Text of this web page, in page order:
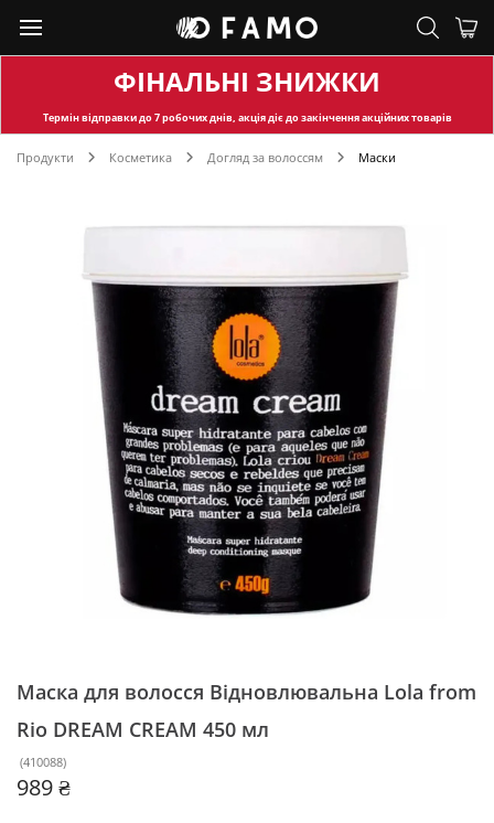
ФІНАЛЬНІ ЗНИЖКИ
Термін відправкидо 7 робочих днів, акція діє до закінчення акційних товарів
Продукти Косметика Догляд за волоссям Маски
Маска для волосся Відновлювальна Lola from
Rio DREAM CREAM 450 мл
(410088)
989 ₴